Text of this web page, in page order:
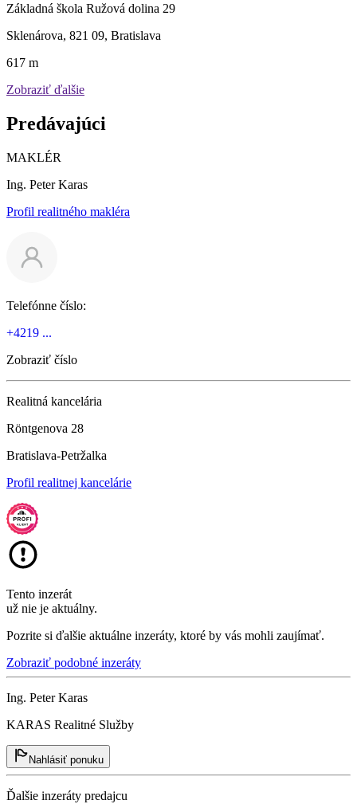
Základná škola Ružová dolina 29
Sklenárova, 821 09, Bratislava
617 m
Zobraziť ďalšie
Predávajúci
MAKLÉR
Ing. Peter Karas
Profil realitného makléra
Telefónne číslo:
+4219 ...
Zobraziť číslo
Realitná kancelária
Röntgenova 28
Bratislava-Petržalka
Profil realitnej kancelárie
Tento inzerát
už nie je aktuálny.
Pozrite si ďalšie aktuálne inzeráty, ktoré by vás mohli zaujímať.
Zobraziť podobné inzeráty
Ing. Peter Karas
KARAS Realitné Služby
Nahlásiť ponuku
Ďalšie inzeráty predajcu